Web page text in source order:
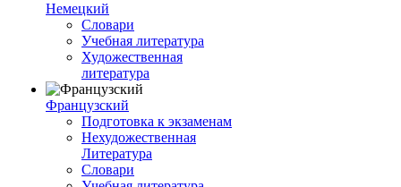
Немецкий
Словари
Учебная литература
Художественная
литература
Французский
Подготовка к экзаменам
Нехудожественная
Литература
Словари